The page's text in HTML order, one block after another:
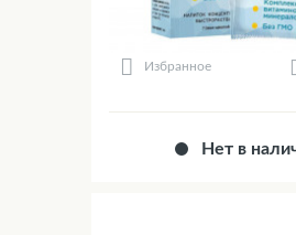
Избранное
Нет в